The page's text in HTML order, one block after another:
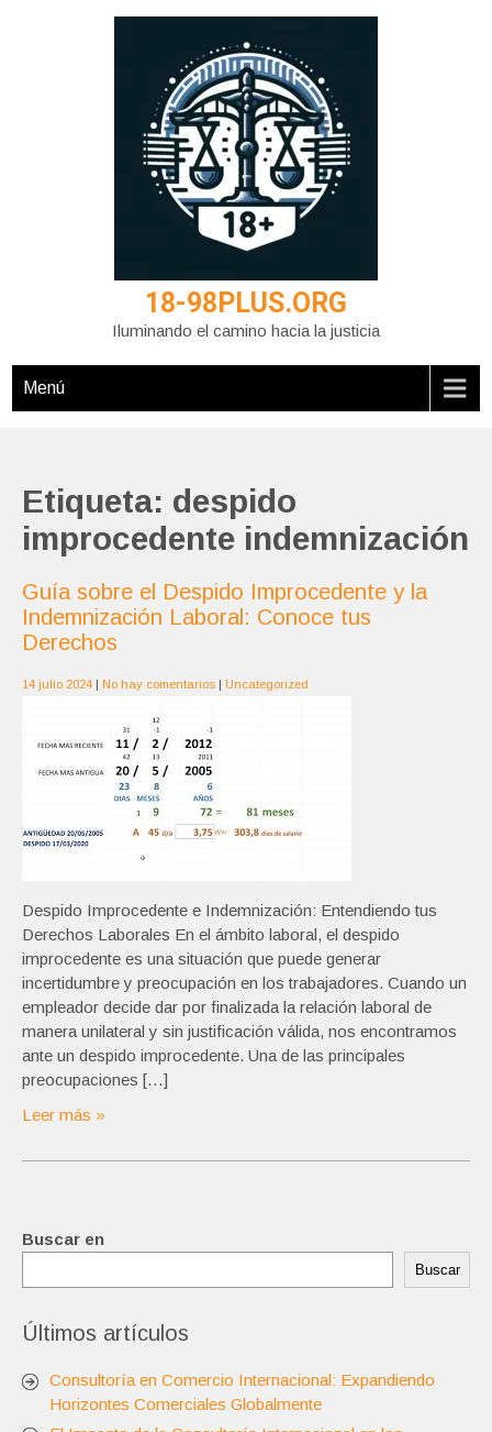
18-98PLUS.ORG
Iluminando el camino hacia la justicia
Menú
Etiqueta: despido
improcedente indemnización
Guía sobre el Despido Improcedente y la
Indemnización Laboral: Conoce tus
Derechos
14 julio 2024 | No hay comentarios | Uncategorized
Despido Improcedente e Indemnización: Entendiendo tus
Derechos Laborales En el ámbito laboral, el despido
improcedente es una situación que puede generar
incertidumbre y preocupación en los trabajadores. Cuando un
empleador decide dar por finalizada la relación laboral de
manera unilateral y sin justificación válida, nos encontramos
ante un despido improcedente. Una de las principales
preocupaciones […]
Leer más »
Buscar en
Buscar
Últimos artículos
Consultoría en Comercio Internacional: Expandiendo
Horizontes Comerciales Globalmente